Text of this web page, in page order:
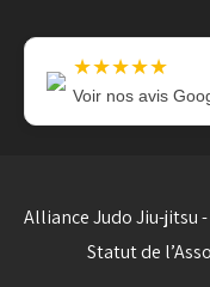
★★★★★
Voir nos avis
Alliance Judo Jiu-jitsu
Statut de